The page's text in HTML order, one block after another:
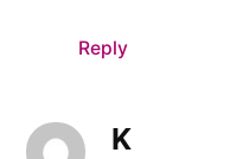
Reply
K